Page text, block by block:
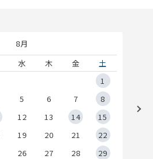
8月
水 木 金
土
1
5 6 7
8
12 13 14
15
19 20 21
22
26 27 28
29